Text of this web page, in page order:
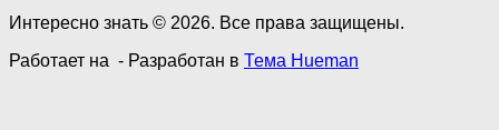
Интересно знать © 2026. Все права защищены.
Работает на - Разработан в Тема Hueman